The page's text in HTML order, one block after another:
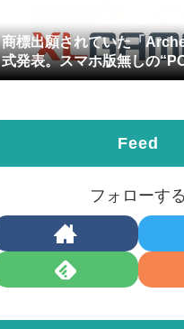
商標出願されていた「
式発表。スマホ版無しの
MMORPG”
Feed
フォローする